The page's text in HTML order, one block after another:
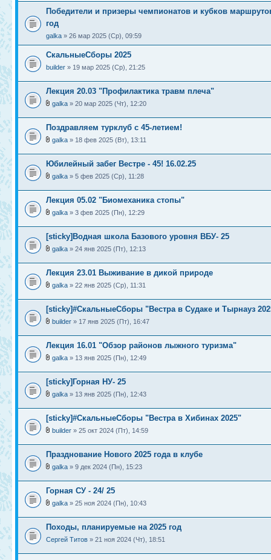
Победители и призеры чемпионатов и кубков
год
galka » 26 мар 2025 (Ср), 09:59
СкальныеСборы 2025
builder » 19 мар 2025 (Ср), 21:25
Лекция 20.03 "Профилактика травм плеча"
galka » 20 мар 2025 (Чт), 12:20
Поздравляем турклуб с 45-летием!
galka » 18 фев 2025 (Вт), 13:11
Юбилейный забег Вестре - 45! 16.02.25
galka » 5 фев 2025 (Ср), 11:28
Лекция 05.02 "Биомеханика стопы"
galka » 3 фев 2025 (Пн), 12:29
[sticky]Водная школа Базового уровня ВБУ- 25
galka » 24 янв 2025 (Пт), 12:13
Лекция 23.01 Выживание в дикой природе
galka » 22 янв 2025 (Ср), 11:31
[sticky]#СкальныеСборы "Вестра в Судаке и Тырнауз
builder » 17 янв 2025 (Пт), 16:47
Лекция 16.01 "Обзор районов лыжного туризма"
galka » 13 янв 2025 (Пн), 12:49
[sticky]Горная НУ- 25
galka » 13 янв 2025 (Пн), 12:43
[sticky]#СкальныеСборы "Вестра в Хибинах 2025"
builder » 25 окт 2024 (Пт), 14:59
Празднование Нового 2025 года в клубе
galka » 9 дек 2024 (Пн), 15:23
Горная СУ - 24/ 25
galka » 25 ноя 2024 (Пн), 10:43
Походы, планируемые на 2025 год
Сергей Титов » 21 ноя 2024 (Чт), 18:51